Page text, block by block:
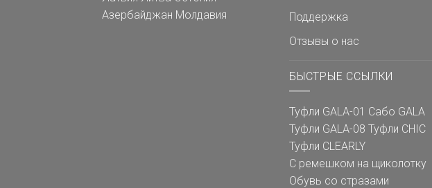
Азербайджан Молдавия
Поддержка
Отзывы о нас
БЫСТРЫЕ ССЫЛКИ
Туфли GALA-01 Сабо GALA
Туфли GALA-08 Туфли CHIC
Туфли CLEARLY
С ремешком на щиколотку
Обувь со стразами